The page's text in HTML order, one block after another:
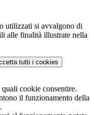
utilizzati si avvalgono di
alle finalità illustrate nella
tutti i cookies
quali cookie consentire.
il funzionamento della